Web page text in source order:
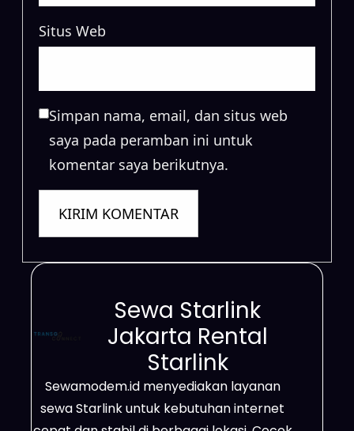
Situs Web
Simpan nama, email, dan situs web
saya pada peramban ini untuk
komentar saya berikutnya.
Sewa Starlink
Jakarta Rental
Starlink
Sewamodem.id menyediakan layanan
sewa Starlink untuk kebutuhan internet